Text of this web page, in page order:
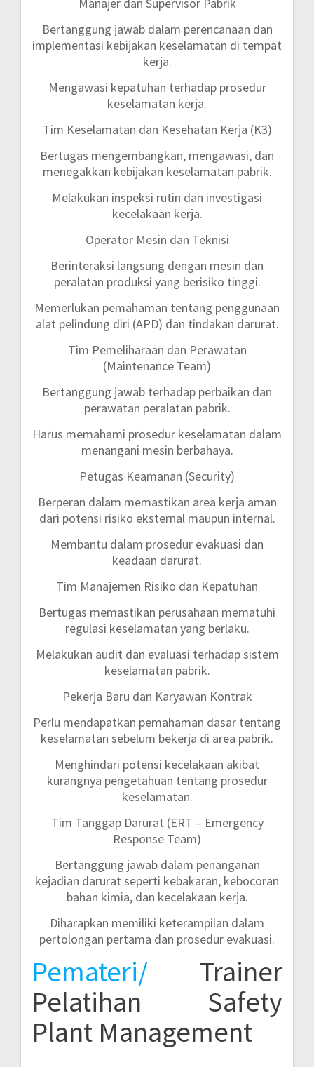
Bertanggung jawab dalam perencanaan dan
implementasi kebijakan keselamatan di tempat
kerja.
Mengawasi kepatuhan terhadap prosedur
keselamatan kerja.
Tim Keselamatan dan Kesehatan Kerja (K3)
Bertugas mengembangkan, mengawasi, dan
menegakkan kebijakan keselamatan pabrik.
Melakukan inspeksi rutin dan investigasi
kecelakaan kerja.
Operator Mesin dan Teknisi
Berinteraksi langsung dengan mesin dan
peralatan produksi yang berisiko tinggi.
Memerlukan pemahaman tentang penggunaan
alat pelindung diri (APD) dan tindakan darurat.
Tim Pemeliharaan dan Perawatan
(Maintenance Team)
Bertanggung jawab terhadap perbaikan dan
perawatan peralatan pabrik.
Harus memahami prosedur keselamatan dalam
menangani mesin berbahaya.
Petugas Keamanan (Security)
Berperan dalam memastikan area kerja aman
dari potensi risiko eksternal maupun internal.
Membantu dalam prosedur evakuasi dan
keadaan darurat.
Tim Manajemen Risiko dan Kepatuhan
Bertugas memastikan perusahaan mematuhi
regulasi keselamatan yang berlaku.
Melakukan audit dan evaluasi terhadap sistem
keselamatan pabrik.
Pekerja Baru dan Karyawan Kontrak
Perlu mendapatkan pemahaman dasar tentang
keselamatan sebelum bekerja di area pabrik.
Menghindari potensi kecelakaan akibat
kurangnya pengetahuan tentang prosedur
keselamatan.
Tim Tanggap Darurat (ERT – Emergency
Response Team)
Bertanggung jawab dalam penanganan
kejadian darurat seperti kebakaran, kebocoran
bahan kimia, dan kecelakaan kerja.
Diharapkan memiliki keterampilan dalam
pertolongan pertama dan prosedur evakuasi.
Pemateri/ Trainer
Pelatihan Safety
Plant Management